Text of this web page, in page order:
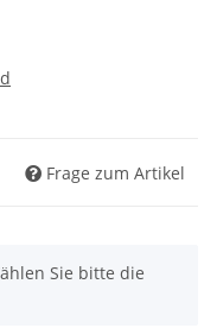
Frage zum Artikel
Sie bitte die